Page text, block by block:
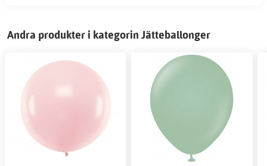
Andra produkter i kategorin Jätteballonger